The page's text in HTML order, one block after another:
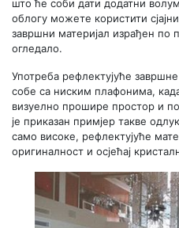
што ће соби дати додатни
облогу можете користити
завршни материјал израђен по
огледало.
Употреба рефлектујуће
собе са ниским плафонима,
визуелно прошире простор и
је приказан примјер такве
само високе, рефлектујуће
оригиналност и осјећај